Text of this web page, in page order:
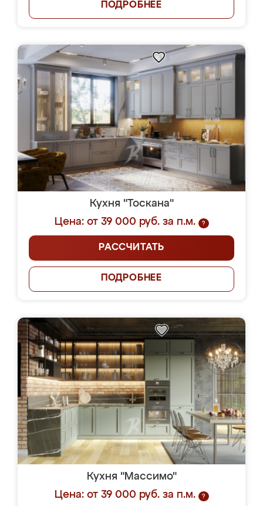
ПОДРОБНЕЕ
Кухня "Тоскана"
Цена: от 39 000 руб. за п.м.
?
РАССЧИТАТЬ
ПОДРОБНЕЕ
Кухня "Массимо"
Цена: от 39 000 руб. за п.м.
?